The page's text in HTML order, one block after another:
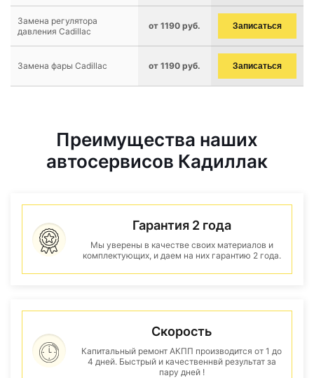
Замена регулятора
давления Cadillac
от 1190 руб. Записаться
Замена фары Cadillac от 1190 руб. Записаться
Преимущества наших
автосервисов Кадиллак
Гарантия 2 года
Мы уверены в качестве своих материалов и
комплектующих, и даем на них гарантию 2 года.
Скорость
Капитальный ремонт АКПП производится от 1 до
4 дней. Быстрый и качественнвй результат за
пару дней !